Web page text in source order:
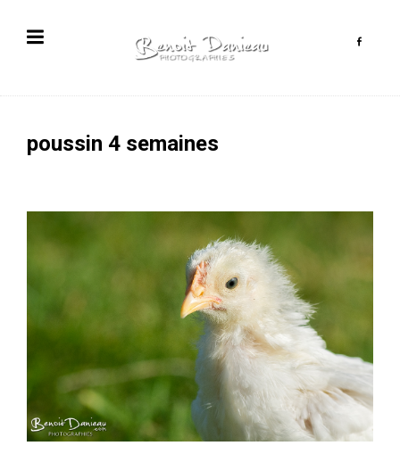
poussin 4 semaines